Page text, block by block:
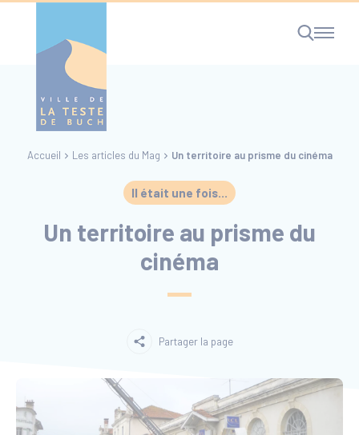
Accueil Les articles du Mag Un territoire au prisme du cinéma
Il était une fois...
Un territoire au prisme du
cinéma
Partager la page
Cookies management panel